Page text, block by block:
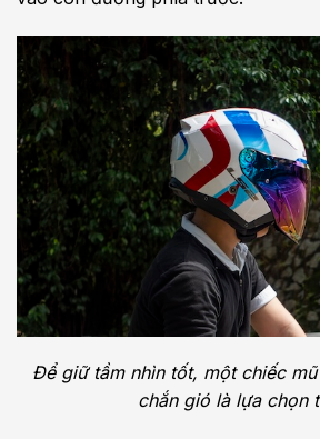
Để giữ tầm nhìn tốt, một chiếc
chắn gió là lựa chọn